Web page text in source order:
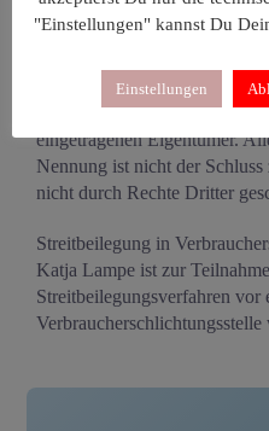
Gewerbliche Schutzrechte:
Alle innerhalb dieser Website
uneingeschränkt den
Kennzeichenrechts und den
eingetragenen Eigentümer.
Nennung ist nicht der
nicht durch Rechte Dritter
Streitbeilegung in
Katja Lampe ist zur
Streitbeilegungsverfahren vor
"Einstellungen" kannst Du
Einstellungen